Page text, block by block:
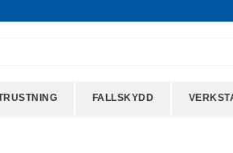
FALLSKYDD